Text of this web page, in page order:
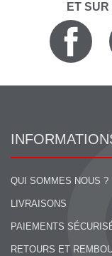
ET
QUI SOMMES NOUS ?
LIVRAISONS
PAIEMENTS
RETOURS ET